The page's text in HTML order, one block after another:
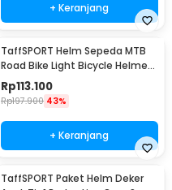
+ Keranjang
TaffSPORT Helm Sepeda MTB
Road Bike Light Bicycle Helmet
19 Air Vent - X15
Rp113.100
Rp197.900 43%
+ Keranjang
TaffSPORT Paket Helm Deker